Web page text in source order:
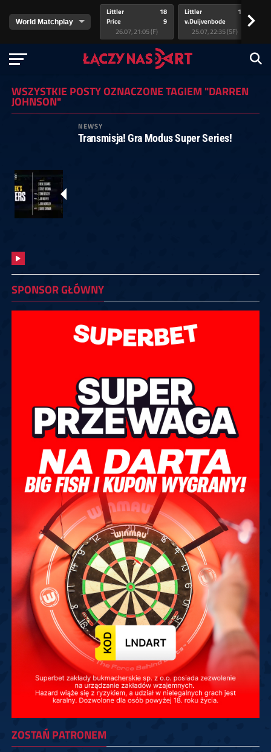
Littler
Price
18
9
26.07, 21:05 (F)
Littler
v.Duijvenbode
17
25.07, 22:35 (SF)
>
WSZYSTKIE POSTY OZNACZONE TAGIEM "DARREN
JOHNSON"
NEWSY
Transmisja! Gra Modus Super Series!
SPONSOR GŁÓWNY
ZOSTAŃ PATRONEM